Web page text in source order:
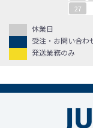
27
休業日
受注・お問い合わ
発送業務のみ